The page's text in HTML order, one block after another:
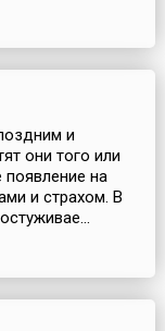
и
они того или
появление на
и страхом. В